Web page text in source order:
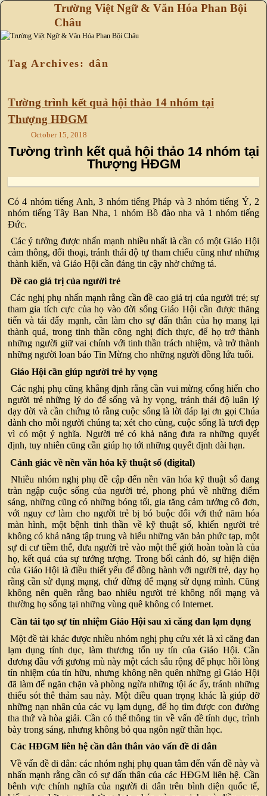
Trường Việt Ngữ & Văn Hóa Phan Bội
Châu
Tag Archives: dân
Tường trình kết quả hội thảo 14 nhóm tại
Thượng HĐGM
October 15, 2018
Tường trình kết quả hội thảo 14 nhóm tại
Thượng HĐGM
Có 4 nhóm tiếng Anh, 3 nhóm tiếng Pháp và 3 nhóm tiếng Ý, 2
nhóm tiếng Tây Ban Nha, 1 nhóm Bồ đào nha và 1 nhóm tiếng
Đức.
Các ý tưởng được nhấn mạnh nhiều nhất là cần có một Giáo Hội
cảm thông, đối thoại, tránh thái độ tự tham chiếu cũng như những
thành kiến, và Giáo Hội cần đáng tin cậy nhờ chứng tá.
Đề cao giá trị của người trẻ
Các nghị phụ nhấn mạnh rằng cần đề cao giá trị của người trẻ; sự
tham gia tích cực của họ vào đời sống Giáo Hội cần được thăng
tiến và tái đẩy mạnh, cần làm cho sự dấn thân của họ mang lại
thành quả, trong tinh thần công nghị đích thực, để họ trở thành
những người giữ vai chính với tinh thần trách nhiệm, và trở thành
những người loan báo Tin Mừng cho những người đồng lứa tuổi.
Giáo Hội cần giúp người trẻ hy vọng
Các nghị phụ cũng khẳng định rằng cần vui mừng cống hiến cho
người trẻ những lý do để sống và hy vọng, tránh thái độ luân lý
dạy đời và cần chứng tỏ rằng cuộc sống là lời đáp lại ơn gọi Chúa
dành cho mỗi người chúng ta; xét cho cùng, cuộc sống là tươi đẹp
vì có một ý nghĩa. Người trẻ có khả năng đưa ra những quyết
định, tuy nhiên cũng cần giúp họ tới những quyết định dài hạn.
Cảnh giác về nền văn hóa kỹ thuật số (digital)
Nhiều nhóm nghị phụ đề cập đến nền văn hóa kỹ thuật số đang
tràn ngập cuộc sống của người trẻ, phong phú về những điểm
sáng, những cũng có những bóng tối, gia tăng cảm tưởng cô đơn,
với nguy cơ làm cho người trẻ bị bó buộc đối với thứ năm hóa
màn hình, một bệnh tinh thần về kỹ thuật số, khiến người trẻ
không có khả năng tập trung và hiểu những văn bản phức tạp, một
sự di cư tiềm thể, đưa người trẻ vào một thế giới hoàn toàn là của
họ, kết quả của sự tưởng tượng. Trong bối cảnh đó, sự hiện diện
của Giáo Hội là điều thiết yếu để đồng hành với người trẻ, dạy họ
rằng cần sử dụng mạng, chứ đừng để mạng sử dụng mình. Cũng
không nên quên rằng bao nhiêu người trẻ không nối mạng và
thường họ sống tại những vùng quê không có Internet.
Cần tái tạo sự tín nhiệm Giáo Hội sau xì căng đan lạm dụng
Một đề tài khác được nhiều nhóm nghị phụ cứu xét là xì căng đan
lạm dụng tính dục, làm thương tổn uy tín của Giáo Hội. Cần
đương đầu với gương mù này một cách sâu rộng để phục hồi lòng
tín nhiệm của tín hữu, nhưng không nên quên những gì Giáo Hội
đã làm để ngăn chặn và phòng ngừa những tội ác ấy, tránh những
thiếu sót thê thảm sau này. Một điều quan trọng khác là giúp đỡ
những nạn nhân của các vụ lạm dụng, để họ tìm được con đường
tha thứ và hòa giải. Cần có thể thông tin về vấn đề tính dục, trình
bày trong sáng, nhưng không bỏ qua ngôn ngữ thần học.
Các HĐGM liên hệ cần dân thân vào vấn đề di dân
Về vấn đề di dân: các nhóm nghị phụ quan tâm đến vấn đề này và
nhấn mạnh rằng cần có sự dấn thân của các HĐGM liên hệ. Cần
bênh vực chính nghĩa của người di dân trên bình diện quốc tế,